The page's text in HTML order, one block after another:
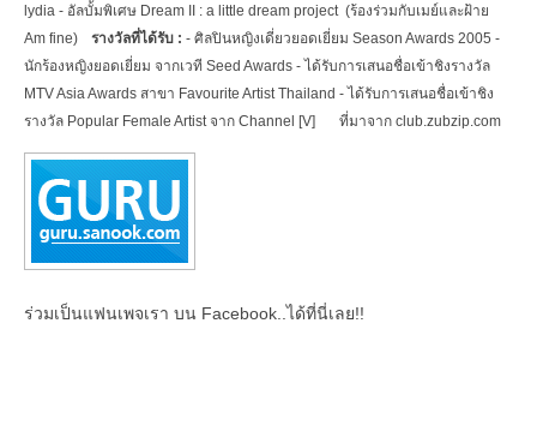
lydia - อัลบั้มพิเศษ Dream II : a little dream project (ร้องร่วมกับเมย์และฝ้าย
Am fine)
รางวัลที่ได้รับ : - ศิลปินหญิงเดี่ยวยอดเยี่ยม Season Awards 2005 -
นักร้องหญิงยอดเยี่ยม จากเวที Seed Awards - ได้รับการเสนอชื่อเข้าชิงรางวัล
MTV Asia Awards สาขา Favourite Artist Thailand - ได้รับการเสนอชื่อเข้าชิง
รางวัล Popular Female Artist จาก Channel [V] ที่มาจาก club.zubzip.com
ร่วมเป็นแฟนเพจเรา บน Facebook..ได้ที่นี่เลย!!